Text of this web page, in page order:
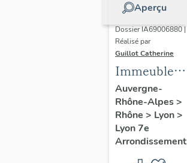
Aperçu
Dossier IA69006880 |
Réalisé par
Guillot Catherine
Immeubles,
maisons
Auvergne-
Rhône-Alpes>
Rhône > Lyon>
Lyon 7e
Arrondissement